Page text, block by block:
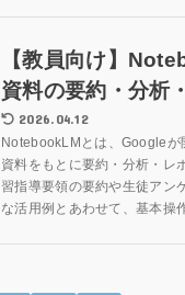
【教員向け】
資料の要約・分析
2026.04.12
NotebookLMとは、Googleが
資料をもとに要約・分析・レ
習指導要領の要約や生徒アン
な活用例とあわせて、基本操